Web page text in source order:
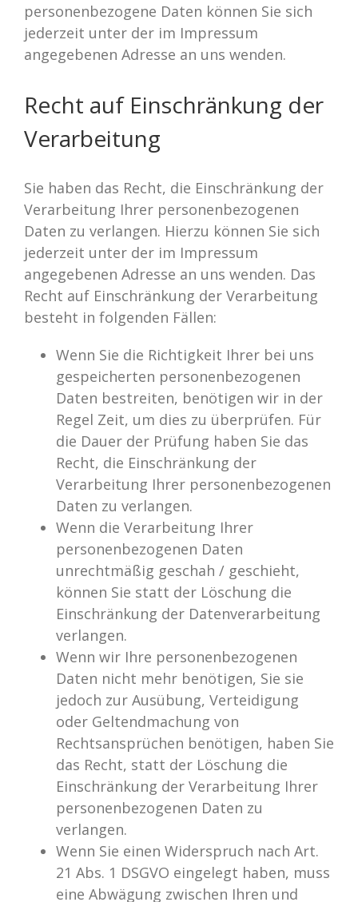
personenbezogene Daten können Sie sich
jederzeit unter der im Impressum
angegebenen Adresse an uns wenden.
Recht auf Einschränkung der
Verarbeitung
Sie haben das Recht, die Einschränkung der
Verarbeitung Ihrer personenbezogenen
Daten zu verlangen. Hierzu können Sie sich
jederzeit unter der im Impressum
angegebenen Adresse an uns wenden. Das
Recht auf Einschränkung der Verarbeitung
besteht in folgenden Fällen:
Wenn Sie die Richtigkeit Ihrer bei uns
gespeicherten personenbezogenen
Daten bestreiten, benötigen wir in der
Regel Zeit, um dies zu überprüfen. Für
die Dauer der Prüfung haben Sie das
Recht, die Einschränkung der
Verarbeitung Ihrer personenbezogenen
Daten zu verlangen.
Wenn die Verarbeitung Ihrer
personenbezogenen Daten
unrechtmäßig geschah / geschieht,
können Sie statt der Löschung die
Einschränkung der Datenverarbeitung
verlangen.
Wenn wir Ihre personenbezogenen
Daten nicht mehr benötigen, Sie sie
jedoch zur Ausübung, Verteidigung
oder Geltendmachung von
Rechtsansprüchen benötigen, haben Sie
das Recht, statt der Löschung die
Einschränkung der Verarbeitung Ihrer
personenbezogenen Daten zu
verlangen.
Wenn Sie einen Widerspruch nach Art.
21 Abs. 1 DSGVO eingelegt haben, muss
eine Abwägung zwischen Ihren und